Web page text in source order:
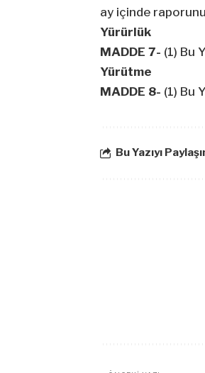
ay içinde
Yürürlük
MADDE 7- (1) Bu
Yürütme
MADDE 8- (1) Bu
Bu Yazıyı